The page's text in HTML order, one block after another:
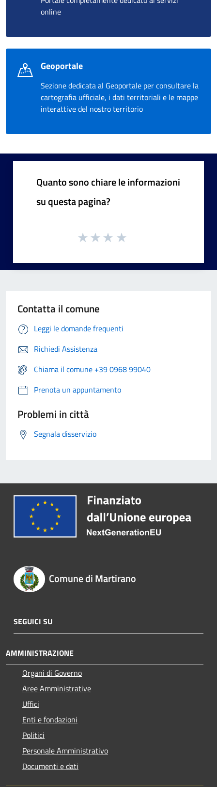
online
Geoportale
Sezione dedicata al Geoportale per consultare la
cartografia ufficiale, i dati territoriali e le mappe
interattive del nostro territorio
Quanto sono chiare le informazioni
su questa pagina?
Contatta il comune
Leggi le domande frequenti
Richiedi Assistenza
Chiama il comune +39 0968 99040
Prenota un appuntamento
Problemi in città
Segnala disservizio
Comune di Martirano
SEGUICI SU
AMMINISTRAZIONE
Organi di Governo
Aree Amministrative
Uffici
Enti e fondazioni
Politici
Personale Amministrativo
Documenti e dati